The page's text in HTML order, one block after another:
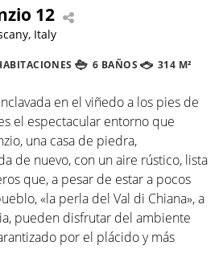
12
Italy
6 BAÑOS 314 M²
en el viñedo a los pies de
el espectacular entorno que
una casa de piedra,
de nuevo, con un aire rústico, lista
que, a pesar de estar a pocos
«la perla del Val di Chiana», a
pueden disfrutar del ambiente
por el plácido y más